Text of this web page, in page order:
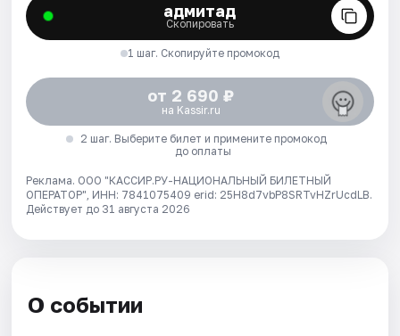
адмитад
Скопировать
1 шаг. Скопируйте промокод
от 2 690 ₽
на Kassir.ru
2 шаг. Выберите билет и примените промокод
до оплаты
Реклама. ООО "КАССИР.РУ-НАЦИОНАЛЬНЫЙ БИЛЕТНЫЙ
ОПЕРАТОР", ИНН: 7841075409 erid: 25H8d7vbP8SRTvHZrUcdLB.
Действует до 31 августа 2026
О событии